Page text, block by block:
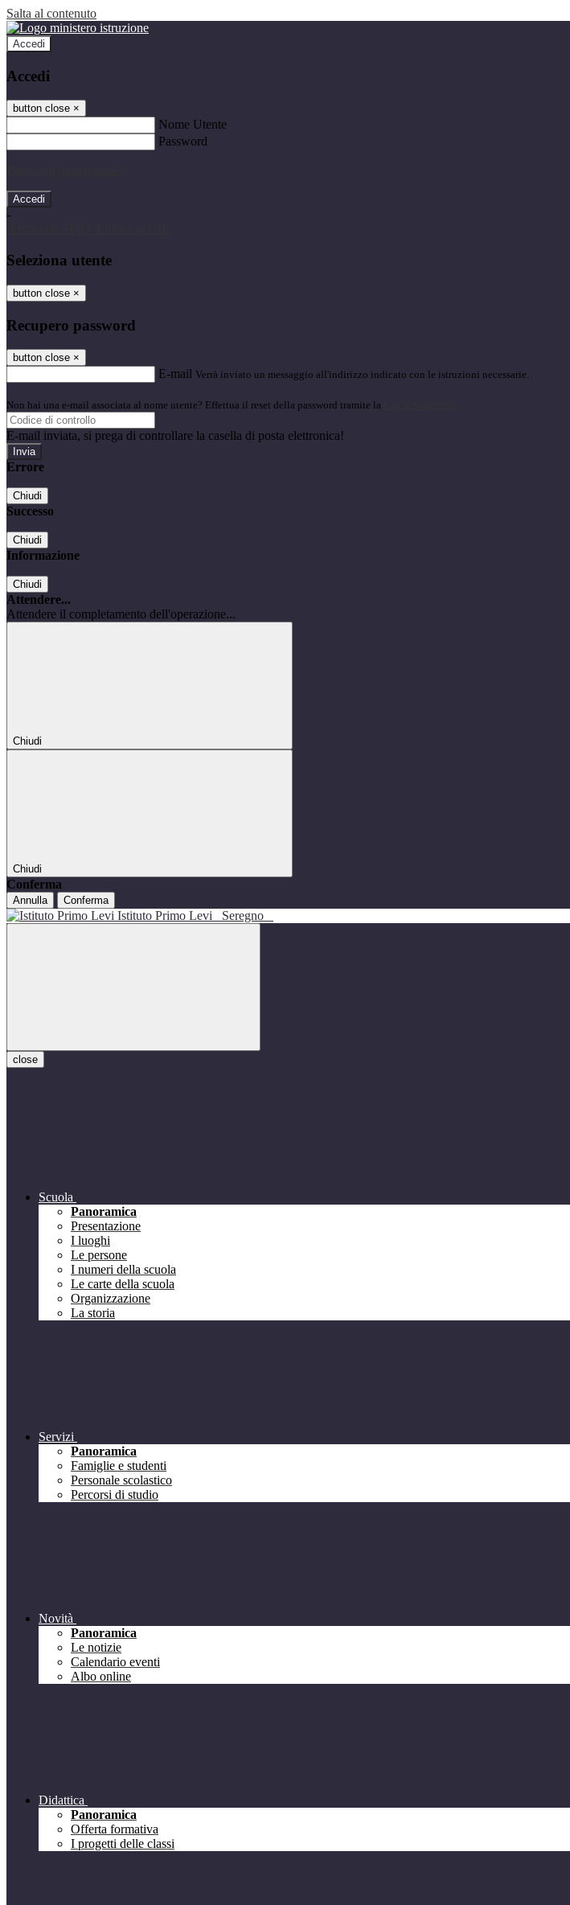
Salta al contenuto
Accedi
Accedi
button close ×
Nome Utente
Password
-
Seleziona utente
button close ×
Recupero password
button close ×
E-mail Verrà inviato un messaggio all'indirizzo indicato con le istruzioni necessarie.
Non hai una e-mail associata al nome utente? Effettua il reset della password tramite la
E-mail inviata, si prega di controllare la casella di posta elettronica!
Errore
Chiudi
Successo
Chiudi
Informazione
Chiudi
Attendere...
Attendere il completamento dell'operazione...
Chiudi
Chiudi
Conferma
Annulla Conferma
Istituto Primo Levi Seregno
close
Scuola
Panoramica
Presentazione
I luoghi
Le persone
I numeri della scuola
Le carte della scuola
Organizzazione
La storia
Servizi
Panoramica
Famiglie e studenti
Personale scolastico
Percorsi di studio
Novità
Panoramica
Le notizie
Calendario eventi
Albo online
Didattica
Panoramica
Offerta formativa
I progetti delle classi